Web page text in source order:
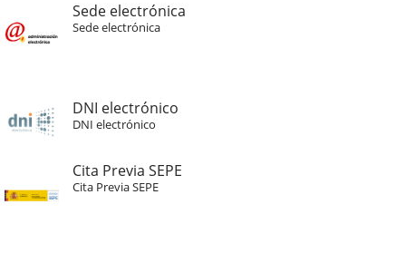
Sede electrónica
Sede electrónica
DNI electrónico
DNI electrónico
Cita Previa SEPE
Cita Previa SEPE